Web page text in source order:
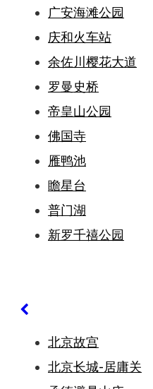
广安海滩公园
庆和火车站
余佐川樱花大道
罗曼史桥
帝皇山公园
佛国寺
雁鸭池
瞻星台
普门湖
新罗千禧公园
北京故宫
北京长城-居庸关